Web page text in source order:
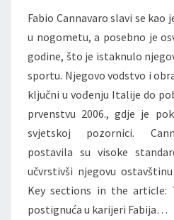
Fabio Cannavaro slavi se kao
u nogometu, a posebno je
godine, što je istaknulo
sportu. Njegovo vodstvo i
ključni u vođenju Italije do
prvenstvu 2006., gdje je
svjetskoj pozornici.
postavila su visoke
učvrstivši njegovu
Key sections in the article:
postignuća u karijeri Fabija…